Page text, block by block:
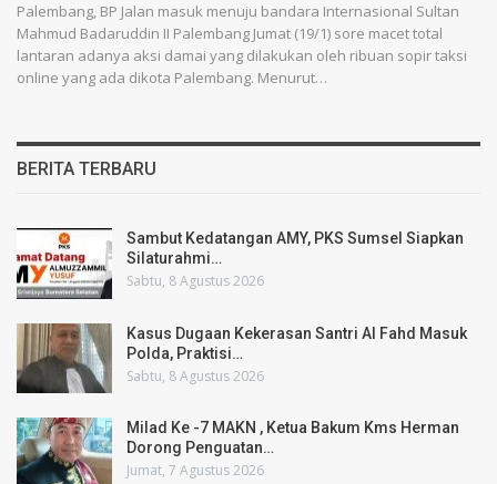
Palembang, BP Jalan masuk menuju bandara Internasional Sultan
Mahmud Badaruddin II Palembang Jumat (19/1) sore macet total
lantaran adanya aksi damai yang dilakukan oleh ribuan sopir taksi
online yang ada dikota Palembang. Menurut…
BERITA TERBARU
Sambut Kedatangan AMY, PKS Sumsel Siapkan
Silaturahmi…
Sabtu, 8 Agustus 2026
Kasus Dugaan Kekerasan Santri Al Fahd Masuk
Polda, Praktisi…
Sabtu, 8 Agustus 2026
Milad Ke -7 MAKN , Ketua Bakum Kms Herman
Dorong Penguatan…
Jumat, 7 Agustus 2026